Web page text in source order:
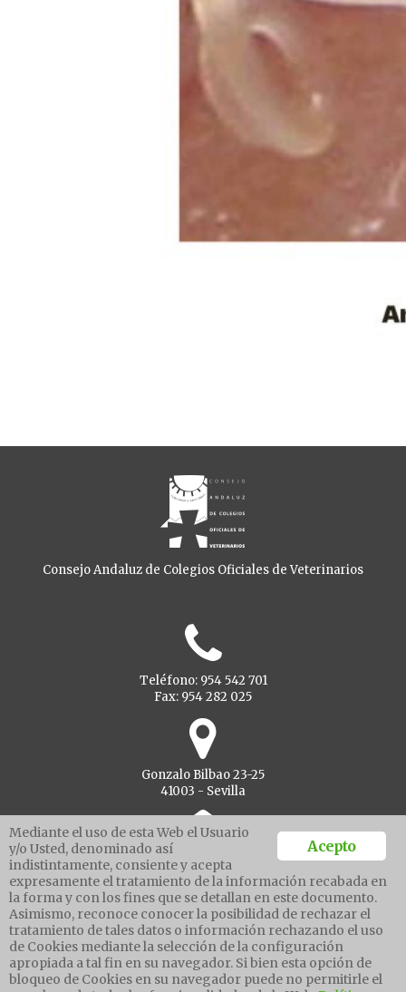
Consejo Andaluz de Colegios Oficiales de Veterinarios
Teléfono: 954 542 701
Fax: 954 282 025
Gonzalo Bilbao 23-25
41003 - Sevilla
Ventanilla unica
Aviso legal
Política de protección de datos
Política cookies
Canal de denuncias
Acepto
Mediante el uso de esta Web el Usuario
y/o Usted, denominado así
indistintamente, consiente y acepta
expresamente el tratamiento de la información recabada en
la forma y con los fines que se detallan en este documento.
Asimismo, reconoce conocer la posibilidad de rechazar el
tratamiento de tales datos o información rechazando el uso
de Cookies mediante la selección de la configuración
apropiada a tal fin en su navegador. Si bien esta opción de
bloqueo de Cookies en su navegador puede no permitirle el